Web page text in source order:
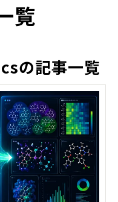
覧
の記事一覧